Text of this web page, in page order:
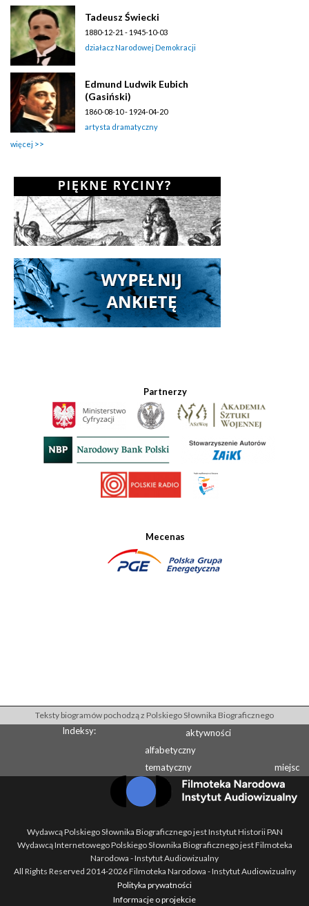
Tadeusz Świecki
1880-12-21 - 1945-10-03
działacz Narodowej Demokracji
Edmund Ludwik Eubich
(Gasiński)
1860-08-10 - 1924-04-20
artysta dramatyczny
więcej
Partnerzy
Mecenas
Teksty biogramów pochodzą z Polskiego Słownika Biograficznego
Indeksy:
aktywności
alfabetyczny
tematyczny
miejsc
Wydawcą Polskiego Słownika Biograficznego jest Instytut Historii PAN
Wydawcą Internetowego Polskiego Słownika Biograficznego jest Filmoteka
Narodowa - Instytut Audiowizualny
All Rights Reserved 2014-2026Filmoteka Narodowa - Instytut Audiowizualny
Polityka prywatności
Informacje o projekcie